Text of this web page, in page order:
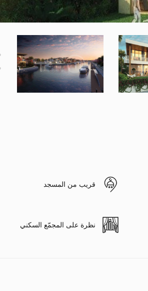
قريب من المسجد
نظرة على المجمّع السكني